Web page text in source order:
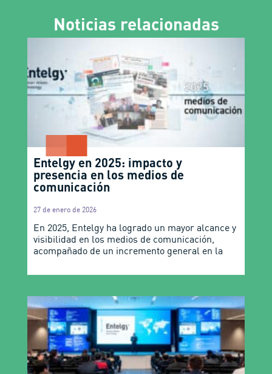
Noticias relacionadas
Entelgy en 2025: impacto y
presencia en los medios de
comunicación
27 de enero de 2026
En 2025, Entelgy ha logrado un mayor alcance y
visibilidad en los medios de comunicación,
acompañado de un incremento general en la